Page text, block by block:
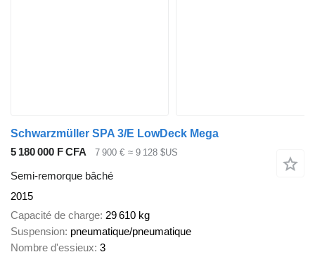
Schwarzmüller SPA 3/E LowDeck Mega
5 180 000 F CFA
7 900 € ≈ 9 128 $US
Semi-remorque bâché
2015
Capacité de charge 29 610 kg
Suspension pneumatique/pneumatique
Nombre d'essieux 3